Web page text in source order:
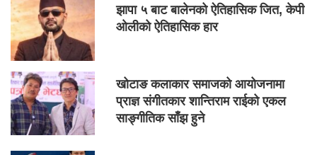
झापा ५ बाट बालेनको ऐतिहासिक जित, केपी
ओलीको ऐतिहासिक हार
खोटाङ कलाकार समाजको आयोजनामा
प्राज्ञ संगीतकार शान्तिराम राईको एकल
साङ्गीतिक साँझ हुने